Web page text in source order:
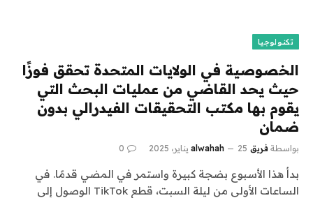
تكنولوجيا
الخصوصية في الولايات المتحدة تحقق فوزًا
حيث يحد القاضي من عمليات البحث التي
يقوم بها مكتب التحقيقات الفيدرالي بدون
ضمان
بواسطة فريق alwahah 25 يناير، 2025 0
بدأ هذا الأسبوع بضجة كبيرة واستمر في المضي قدمًا. في
الساعات الأولى من ليلة السبت، قطع TikTok الوصول إلى